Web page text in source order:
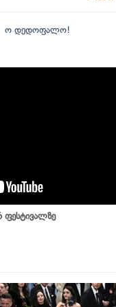
ო დედოფალო!
ფესტივალზე